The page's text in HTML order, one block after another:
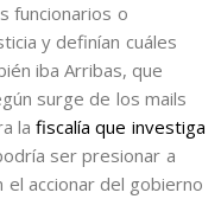
funcionarios o
y definían cuáles
iba Arribas, que
surge de los mails
lafiscalía que investiga
ser presionar a
accionar del gobierno